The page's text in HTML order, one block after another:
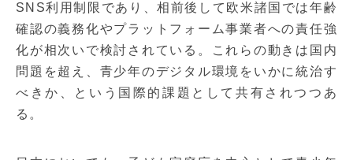
SNS利用制限であり、相前後して欧米諸国では年齢
確認の義務化やプラットフォーム事業者への責任強
化が相次いで検討されている。これらの動きは国内
問題を超え、青少年のデジタル環境をいかに統治す
べきか、という国際的課題として共有されつつあ
る。